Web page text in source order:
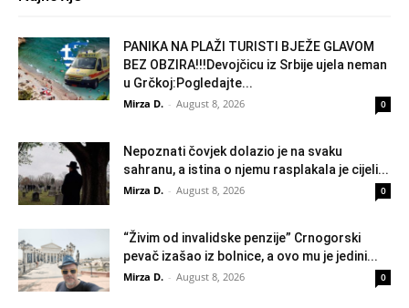
PANIKA NA PLAŽI TURISTI BJEŽE GLAVOM
BEZ OBZIRA!!!Devojčicu iz Srbije ujela neman
u Grčkoj:Pogledajte...
Mirza D. - August 8, 2026 0
Nepoznati čovjek dolazio je na svaku
sahranu, a istina o njemu rasplakala je cijeli...
Mirza D. - August 8, 2026 0
“Živim od invalidske penzije” Crnogorski
pevač izašao iz bolnice, a ovo mu je jedini...
Mirza D. - August 8, 2026 0